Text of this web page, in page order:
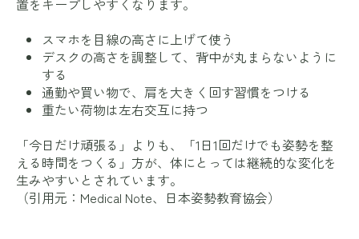
スマホを目線の高さに上げて使う
デスクの高さを調整して、背中が丸まらないように
する
通勤や買い物で、肩を大きく回す習慣をつける
重たい荷物は左右交互に持つ
「今日だけ頑張る」よりも、「1日1回だけでも姿勢を整
える時間をつくる」方が、体にとっては継続的な変化を
生みやすいとされています。
（引用元： Medical Note、 日本姿勢教育協会）